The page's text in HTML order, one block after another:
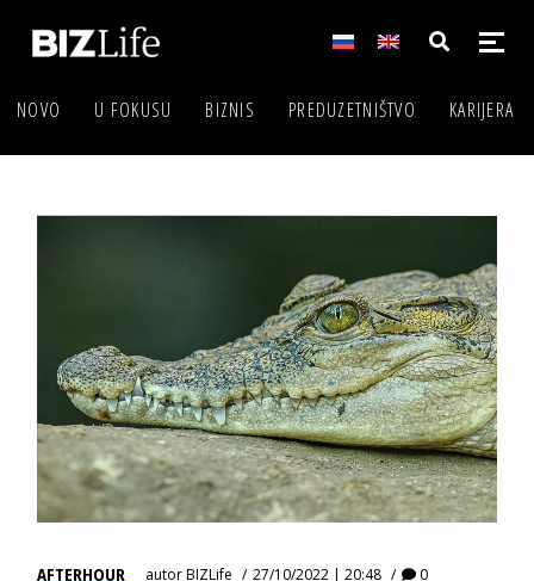
NOVO U FOKUSU BIZNIS PREDUZETNIŠTVO KARIJERA
AFTERHOUR autorBIZLife 27/10/2022 | 20:48 0